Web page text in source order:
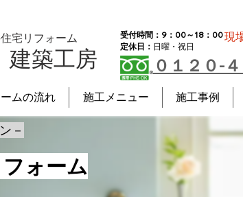
宅リフォーム
築工房
受付時間：9：00～18：00
定休日： 日曜・祝日
現
０１２０-
ムの流れ 施工メニュー 施工事例
ォーム
－